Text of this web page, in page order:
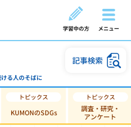
学習中の方 メニュー
る人のそばに
記事検索
KUMONのSDGs
調査・研究・
アンケート